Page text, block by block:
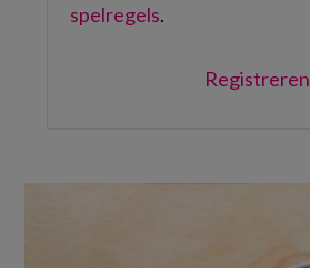
spelregels.
Registreren